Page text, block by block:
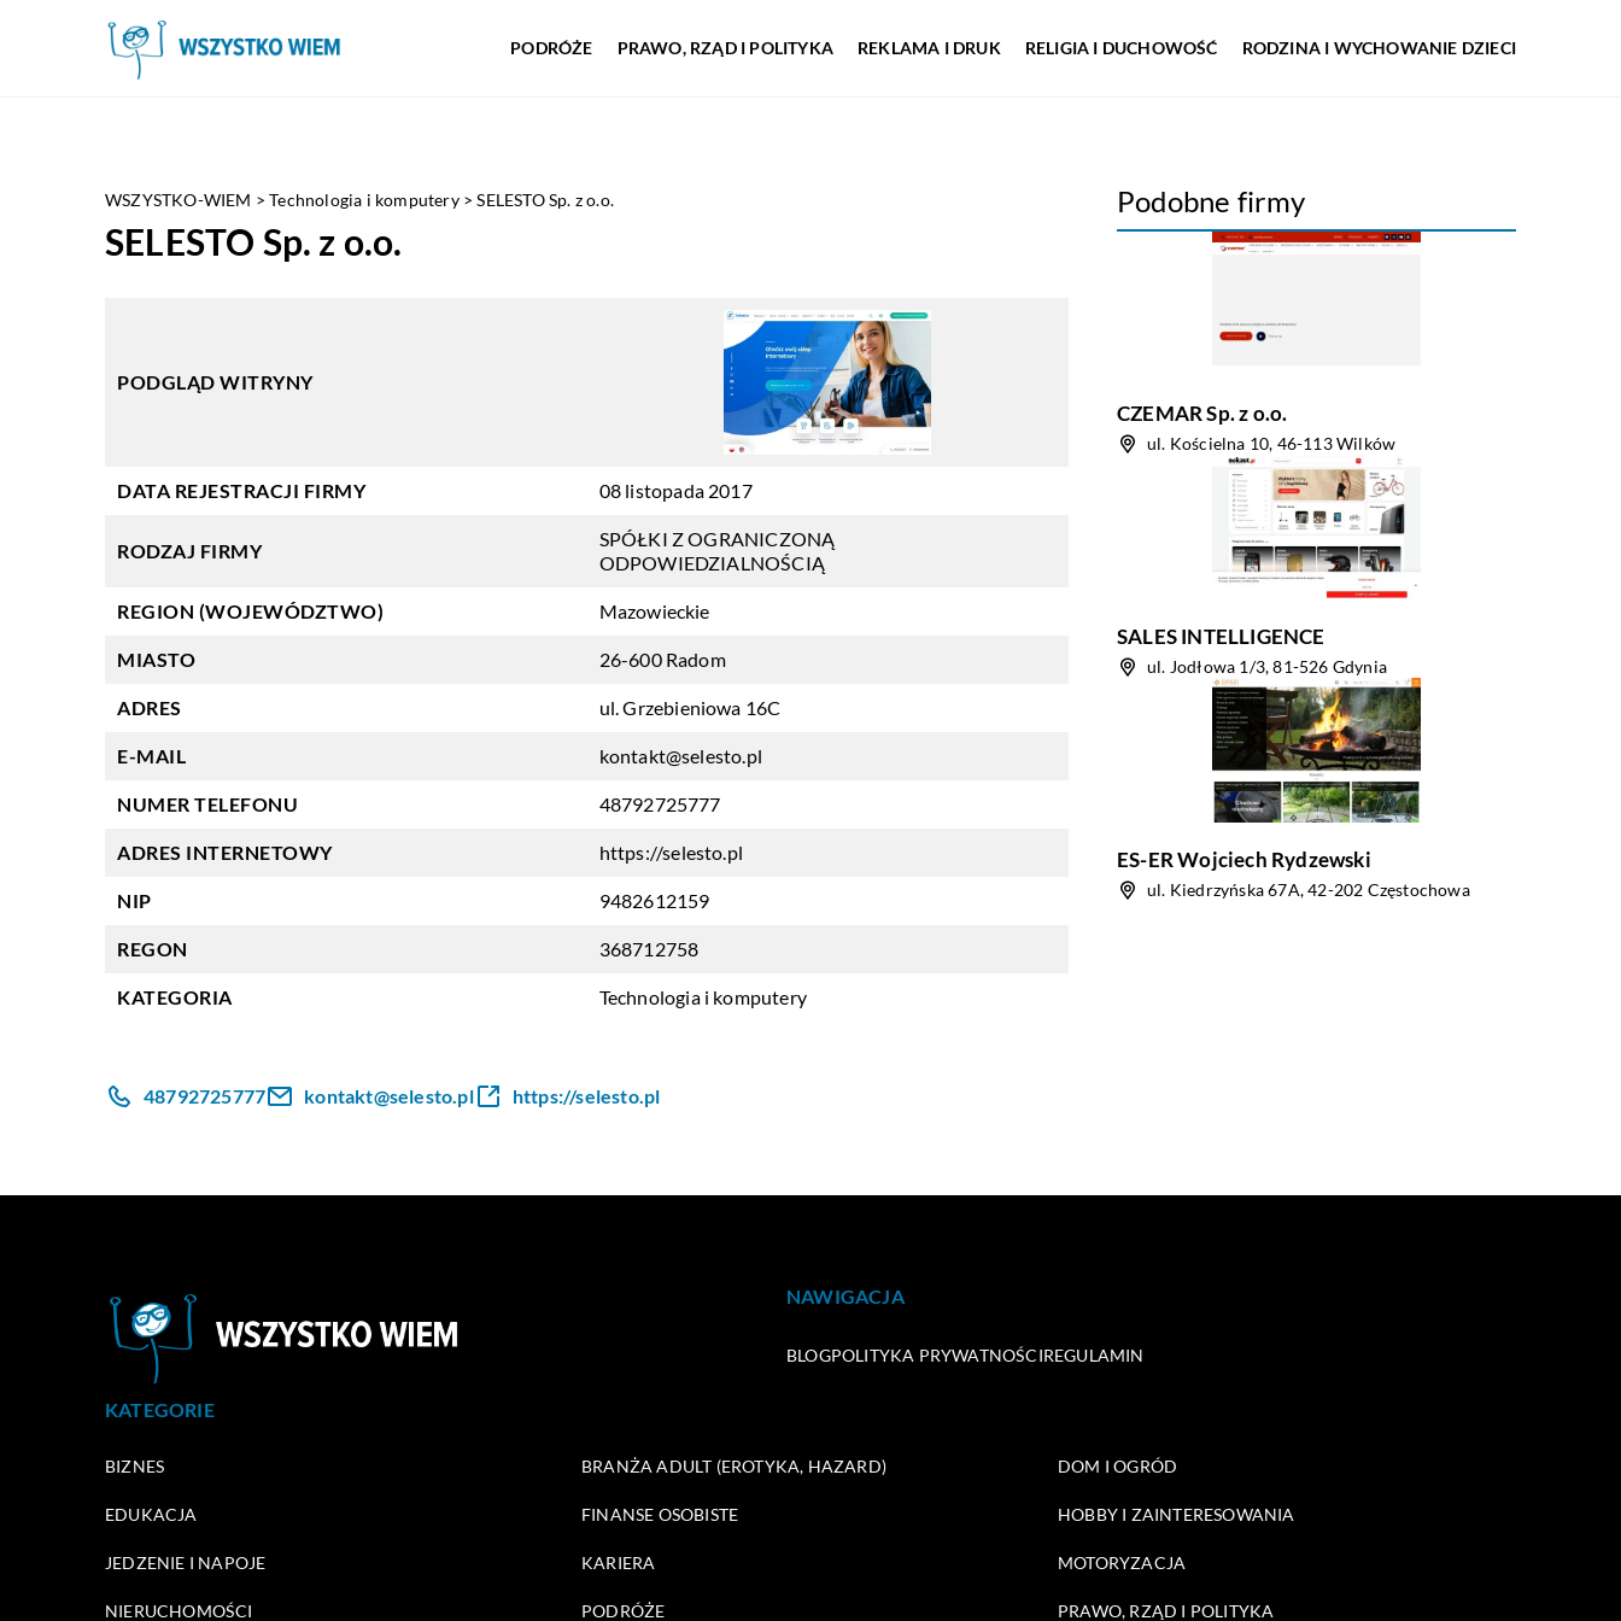
PODRÓŻE PRAWO, RZĄD I POLITYKA REKLAMA I DRUK RELIGIA I DUCHOWOŚĆ RODZINA I WYCHOWANIE DZIECI
WSZYSTKO-WIEM >Technologia i komputery>SELESTO Sp. z o.o.
SELESTO Sp. z o.o.
PODGLĄD WITRYNY
DATA REJESTRACJI FIRMY 08 listopada 2017
RODZAJ FIRMY
SPÓŁKI Z OGRANICZONĄ
ODPOWIEDZIALNOŚCIĄ
REGION (WOJEWÓDZTWO) Mazowieckie
MIASTO 26-600 Radom
ADRES ul. Grzebieniowa 16C
E-MAIL kontakt@selesto.pl
NUMER TELEFONU 48792725777
ADRES INTERNETOWY https://selesto.pl
NIP 9482612159
REGON 368712758
KATEGORIA Technologia i komputery
Podobne firmy
CZEMAR Sp. z o.o.
ul. Kościelna 10, 46-113 Wilków
SALES INTELLIGENCE
ul. Jodłowa 1/3, 81-526 Gdynia
ES-ER Wojciech Rydzewski
ul. Kiedrzyńska 67A, 42-202 Częstochowa
48792725777 kontakt@selesto.pl https://selesto.pl
NAWIGACJA
BLOGPOLITYKA PRYWATNOŚCIREGULAMIN
KATEGORIE
BIZNES BRANŻA ADULT (EROTYKA, HAZARD) DOM I OGRÓD
EDUKACJA FINANSE OSOBISTE HOBBY I ZAINTERESOWANIA
JEDZENIE I NAPOJE KARIERA MOTORYZACJA
NIERUCHOMOŚCI PODRÓŻE PRAWO, RZĄD I POLITYKA